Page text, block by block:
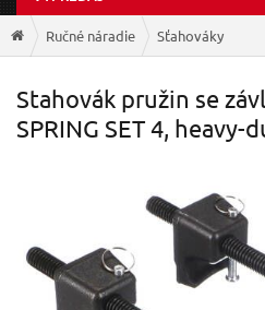
Ručné náradie Sťahováky
Stahovák pružin se
SPRING SET 4, heavy-